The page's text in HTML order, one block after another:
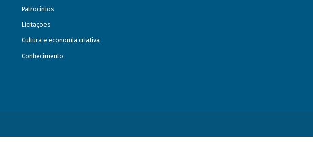
Patrocínios
Licitações
Cultura e economia criativa
Conhecimento